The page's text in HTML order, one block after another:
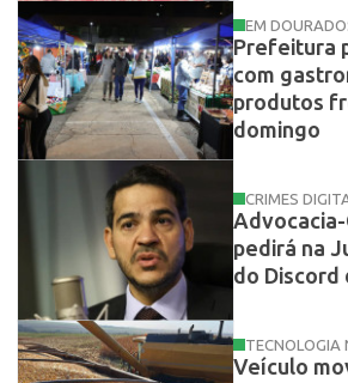
EM
Prefeitura
com
produtos
domingo
CRIMES
pedirá na
do Discord
TECNOLOGIA
Veículo